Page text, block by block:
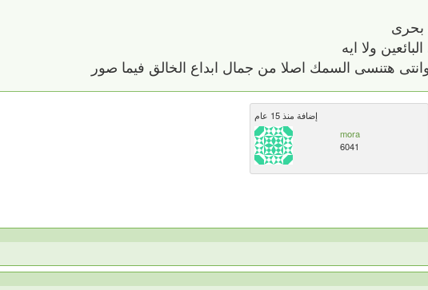
بحرى
ولا ايه
هتنسى السمك اصلا من جمال ابداع الخالق فيما صور
إضافة منذ 15 عام
mora
6041